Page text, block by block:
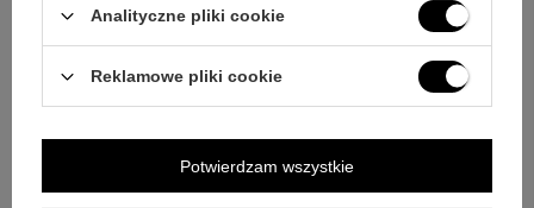
Odpowiedź:Można tam umieścić zdjęcie dziecka lub
dowolną grafikę, a także napisy dopasowane do okazji.
Jak wykonywany jest nadruk na skrzyni?
metodą UV, a wydruk jest dodatkowo naświetlany światłem
UV.
Analityczne pliki cookie
Reklamowe pliki cookie
Potwierdzam wszystkie